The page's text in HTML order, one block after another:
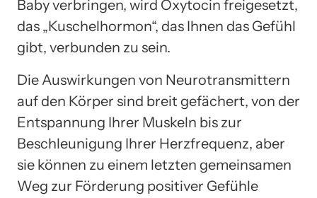
Baby verbringen, wird Oxytocin freigesetzt,
das „Kuschelhormon“, das Ihnen das Gefühl
gibt, verbunden zu sein.
Die Auswirkungen von Neurotransmittern
auf den Körper sind breit gefächert, von der
Entspannung Ihrer Muskeln bis zur
Beschleunigung Ihrer Herzfrequenz, aber
sie können zu einem letzten gemeinsamen
Weg zur Förderung positiver Gefühle